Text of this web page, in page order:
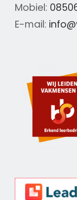
Mobiel:
E-mail: